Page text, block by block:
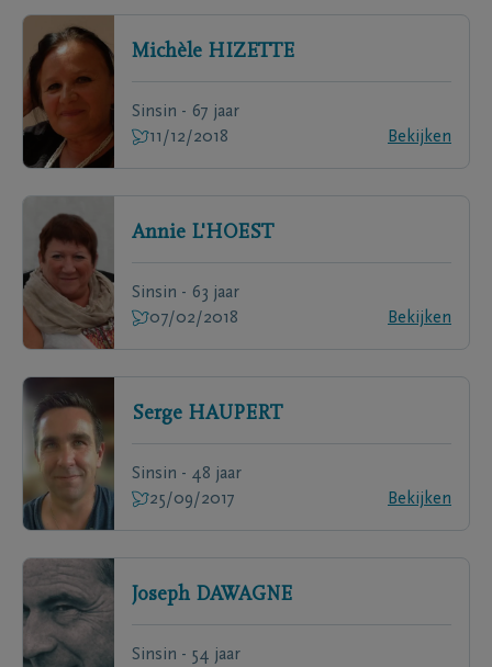
Michèle HIZETTE
Sinsin - 67 jaar
11/12/2018
Bekijken
Annie L'HOEST
Sinsin - 63 jaar
07/02/2018
Bekijken
Serge HAUPERT
Sinsin - 48 jaar
25/09/2017
Bekijken
Joseph DAWAGNE
Sinsin - 54 jaar